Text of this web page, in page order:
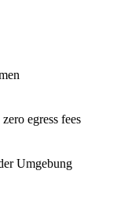
egress fees
Umgebung